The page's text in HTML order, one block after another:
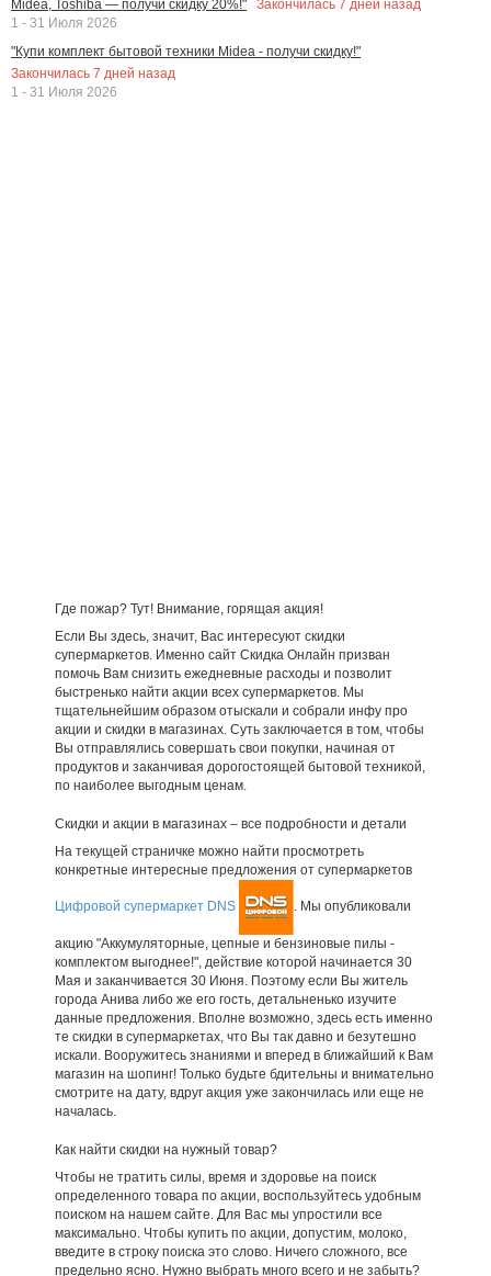
Midea, Toshiba — получи скидку 20%!"
Закончилась 7 дней назад
1 - 31 Июля 2026
"Купи комплект бытовой техники Midea - получи скидку!"
Закончилась 7 дней назад
1 - 31 Июля 2026
Где пожар? Тут! Внимание, горящая акция!
Если Вы здесь, значит, Вас интересуют скидки
супермаркетов. Именно сайт Скидка Онлайн призван
помочь Вам снизить ежедневные расходы и позволит
быстренько найти акции всех супермаркетов. Мы
тщательнейшим образом отыскали и собрали инфу про
акции и скидки в магазинах. Суть заключается в том, чтобы
Вы отправлялись совершать свои покупки, начиная от
продуктов и заканчивая дорогостоящей бытовой техникой,
по наиболее выгодным ценам.
Скидки и акции в магазинах – все подробности и детали
На текущей страничке можно найти просмотреть
конкретные интересные предложения от супермаркетов
Цифровой супермаркет DNS . Мы опубликовали
акцию "Аккумуляторные, цепные и бензиновые пилы -
комплектом выгоднее!", действие которой начинается 30
Мая и заканчивается 30 Июня. Поэтому если Вы житель
города Анива либо же его гость, детальненько изучите
данные предложения. Вполне возможно, здесь есть именно
те скидки в супермаркетах, что Вы так давно и безутешно
искали. Вооружитесь знаниями и вперед в ближайший к Вам
магазин на шопинг! Только будьте бдительны и внимательно
смотрите на дату, вдруг акция уже закончилась или еще не
началась.
Как найти скидки на нужный товар?
Чтобы не тратить силы, время и здоровье на поиск
определенного товара по акции, воспользуйтесь удобным
поиском на нашем сайте. Для Вас мы упростили все
максимально. Чтобы купить по акции, допустим, молоко,
введите в строку поиска это слово. Ничего сложного, все
предельно ясно. Нужно выбрать много всего и не забыть?